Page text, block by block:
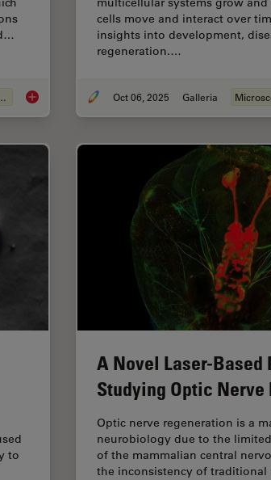
ad alta pressione Brief Introduction to High-Pressure Freezing for Cryo-
cells move and interact over
insights into development,
regeneration.…
Oct 06, 2025 Galleria
to
A Novel Laser-Based
Studying Optic Nerve
Optic nerve regeneration is a
neurobiology due to the
of the mammalian central
the inconsistency of